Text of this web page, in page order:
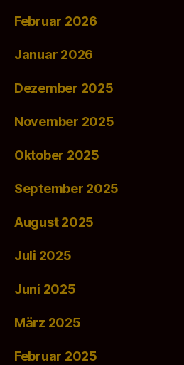
Februar 2026
Januar 2026
Dezember 2025
November 2025
Oktober 2025
September 2025
August 2025
Juli 2025
Juni 2025
März 2025
Februar 2025